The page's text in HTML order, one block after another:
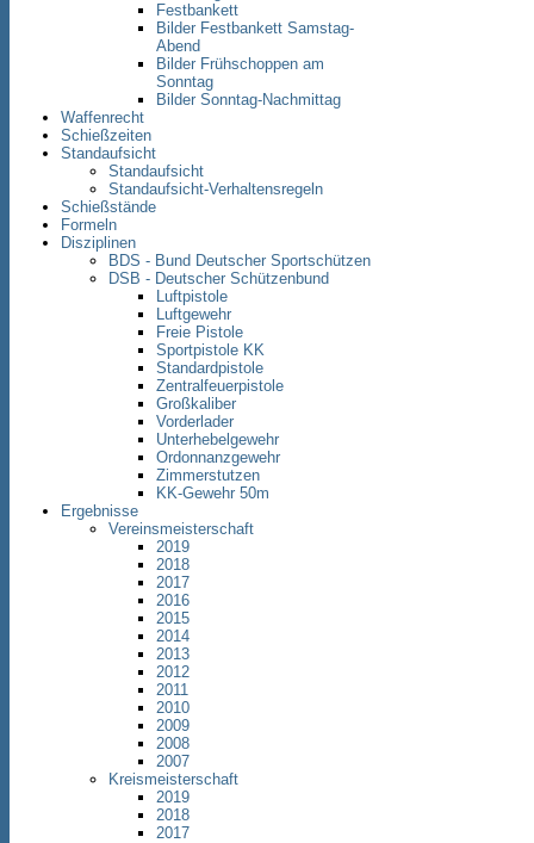
Festbankett
Bilder Festbankett Samstag-
Abend
Bilder Frühschoppen am
Sonntag
Bilder Sonntag-Nachmittag
Waffenrecht
Schießzeiten
Standaufsicht
Standaufsicht
Standaufsicht-Verhaltensregeln
Schießstände
Formeln
Disziplinen
BDS - Bund Deutscher Sportschützen
DSB - Deutscher Schützenbund
Luftpistole
Luftgewehr
Freie Pistole
Sportpistole KK
Standardpistole
Zentralfeuerpistole
Großkaliber
Vorderlader
Unterhebelgewehr
Ordonnanzgewehr
Zimmerstutzen
KK-Gewehr 50m
Ergebnisse
Vereinsmeisterschaft
2019
2018
2017
2016
2015
2014
2013
2012
2011
2010
2009
2008
2007
Kreismeisterschaft
2019
2018
2017